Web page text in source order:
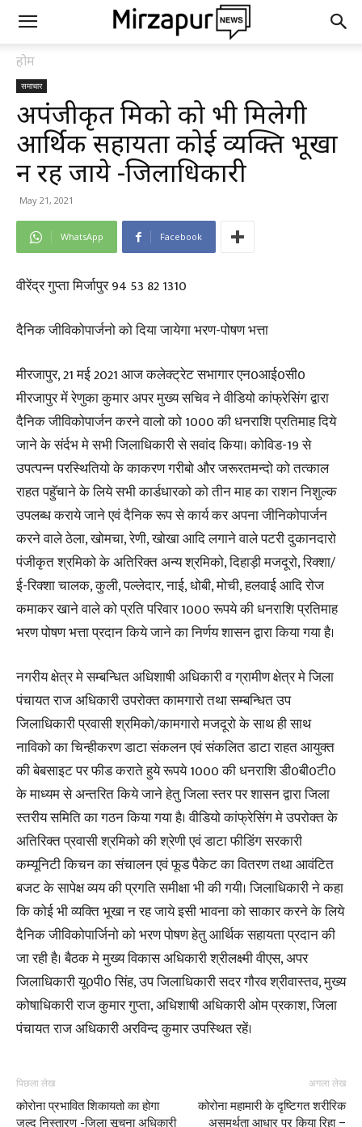
होम
समाचार
अपंजीकृत श्रमिको को भी मिलेगी
आर्थिक सहायता कोई व्यक्ति भूखा
न रह जाये -जिलाधिकारी
May 21, 2021
WhatsApp Facebook
वीरेंद्र गुप्ता मिर्जापुर 94 53 82 1310
दैनिक जीविकोपार्जनो को दिया जायेगा भरण-पोषण भत्ता
मीरजापुर, 21 मई 2021 आज कलेक्ट्रेट सभागार एन0आई0सी0
मीरजापुर में रेणुका कुमार अपर मुख्य सचिव ने वीडियो कांफ्रेसिंग द्वारा
दैनिक जीविकोपार्जन करने वालो को 1000 की धनराशि प्रतिमाह दिये
जाने के संर्दभ मे सभी जिलाधिकारी से सवांद किया। कोविड-19 से
उपत्पन्न परस्थितियो के काकरण गरीबो और जरूरतमन्दो को तत्काल
राहत पहुॅचाने के लिये सभी कार्डधारको को तीन माह का राशन निशुल्क
उपलब्ध कराये जाने एवं दैनिक रूप से कार्य कर अपना जीनिकोपार्जन
करने वाले ठेला, खोमचा, रेणी, खोखा आदि लगाने वाले पटरी दुकानदारो
पंजीकृत श्रमिको के अतिरिक्त अन्य श्रमिको, दिहाड़ी मजदूरो, रिक्शा/
ई-रिक्शा चालक, कुली, पल्लेदार, नाई, धोबी, मोची, हलवाई आदि रोज
कमाकर खाने वाले को प्रति परिवार 1000 रूपये की धनराशि प्रतिमाह
भरण पोषण भत्ता प्रदान किये जाने का निर्णय शासन द्वारा किया गया है।
नगरीय क्षेत्र मे सम्बन्धित अधिशाषी अधिकारी व ग्रामीण क्षेत्र मे जिला
पंचायत राज अधिकारी उपरोक्त कामगारो तथा सम्बन्धित उप
जिलाधिकारी प्रवासी श्रमिको/कामगारो मजदूरो के साथ ही साथ
नाविको का चिन्हीकरण डाटा संकलन एवं संकलित डाटा राहत आयुक्त
की बेबसाइट पर फीड कराते हुये रूपये 1000 की धनराशि डी0बी0टी0
के माध्यम से अन्तरित किये जाने हेतु जिला स्तर पर शासन द्वारा जिला
स्तरीय समिति का गठन किया गया है। वीडियो कांफ्रेसिंग मे उपरोक्त के
अतिरिक्त प्रवासी श्रमिको की श्रेणी एवं डाटा फीडिंग सरकारी
कम्यूनिटी किचन का संचालन एवं फूड पैकेट का वितरण तथा आवंटित
बजट के सापेक्ष व्यय की प्रगति समीक्षा भी की गयी। जिलाधिकारी ने कहा
कि कोई भी व्यक्ति भूखा न रह जाये इसी भावना को साकार करने के लिये
दैनिक जीविकोपार्जिनो को भरण पोषण हेतु आर्थिक सहायता प्रदान की
जा रही है। बैठक मे मुख्य विकास अधिकारी श्रीलक्ष्मी वीएस, अपर
जिलाधिकारी यू0पी0 सिंह, उप जिलाधिकारी सदर गौरव श्रीवास्तव, मुख्य
कोषाधिकारी राज कुमार गुप्ता, अधिशाषी अधिकारी ओम प्रकाश, जिला
पंचायत राज अधिकारी अरविन्द कुमार उपस्थित रहें।
पिछला लेख
कोरोना प्रभावित शिकायतो का होगा
जल्द निस्तारण -जिला सूचना अधिकारी
अगला लेख
कोरोना महामारी के दृष्टिगत शरीरिक
असमर्थता आधार पर किया रिहा –